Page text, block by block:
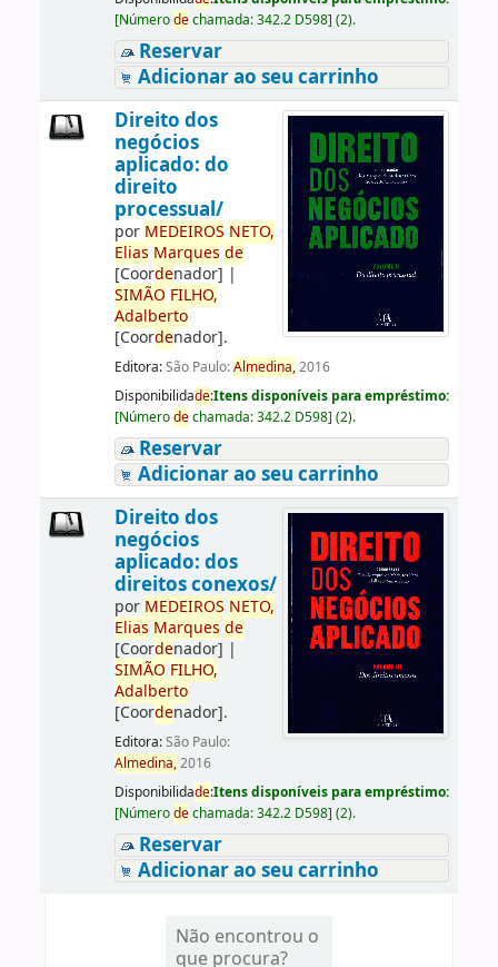
[Númerodechamada:342.2 D598] (2).
Reservar
Adicionar ao seu carrinho
Direito dos
negócios
aplicado: do
direito
processual/
por MEDEIROS NETO,
Elias Marques de
[Coordenador] |
SIMÃO FILHO,
Adalberto
[Coordenador].
Editora:São Paulo:Almedina,2016
Disponibilidade:Itens disponíveis para empréstimo:
[Númerodechamada:342.2 D598] (2).
Reservar
Adicionar ao seu carrinho
Direito dos
negócios
aplicado: dos
direitos conexos/
por MEDEIROS NETO,
Elias Marques de
[Coordenador] |
SIMÃO FILHO,
Adalberto
[Coordenador].
Editora:São Paulo:
Almedina,2016
Disponibilidade:Itens disponíveis para empréstimo:
[Númerodechamada:342.2 D598] (2).
Reservar
Adicionar ao seu carrinho
Não encontrou o
que procura?